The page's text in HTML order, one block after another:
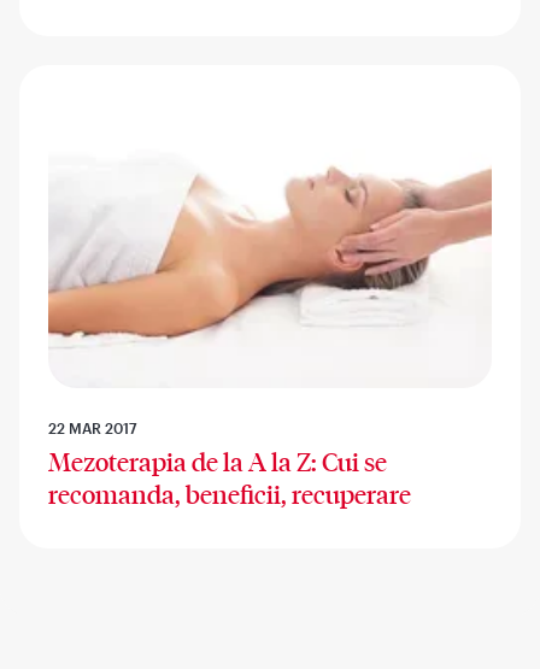
22 MAR 2017
Mezoterapia de la A la Z: Cui se
recomanda, beneficii, recuperare